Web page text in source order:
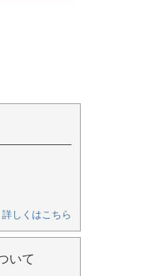
詳しくはこちら
いて